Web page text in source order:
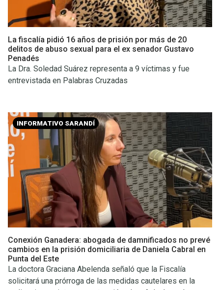
La fiscalía pidió 16 años de prisión por más de 20
delitos de abuso sexual para el ex senador Gustavo
Penadés
La Dra. Soledad Suárez representa a 9 víctimas y fue
entrevistada en Palabras Cruzadas
INFORMATIVO SARANDÍ
Conexión Ganadera: abogada de damnificados no prevé
cambios en la prisión domiciliaria de Daniela Cabral en
Punta del Este
La doctora Graciana Abelenda señaló que la Fiscalía
solicitará una prórroga de las medidas cautelares en la